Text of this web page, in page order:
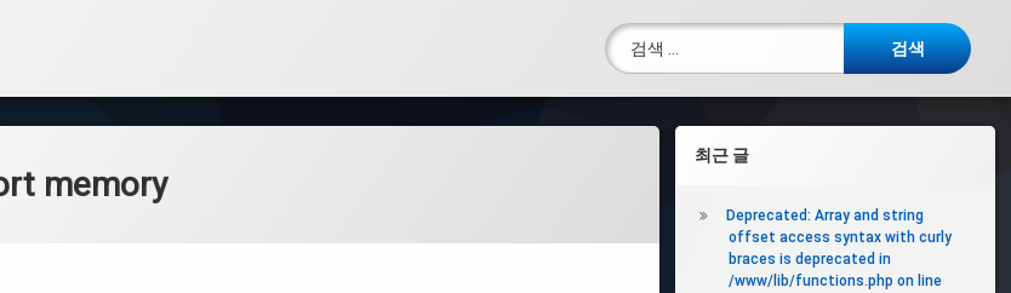
전화 :
검색:
memory
오
쪽
최근 글
Deprecated: Array and string
offset access syntax with curly
braces is deprecated in
/www/lib/functions.php on line